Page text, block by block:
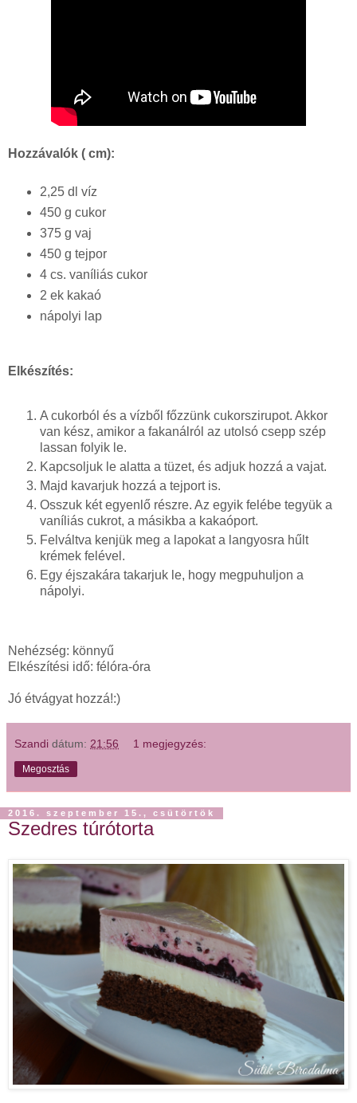
Hozzávalók ( cm):
2,25 dl víz
450 g cukor
375 g vaj
450 g tejpor
4 cs. vaníliás cukor
2 ek kakaó
nápolyi lap
Elkészítés:
A cukorból és a vízből főzzünk cukorszirupot. Akkor
van kész, amikor a fakanálról az utolsó csepp szép
lassan folyik le.
Kapcsoljuk le alatta a tüzet, és adjuk hozzá a vajat.
Majd kavarjuk hozzá a tejport is.
Osszuk két egyenlő részre. Az egyik felébe tegyük a
vaníliás cukrot, a másikba a kakaóport.
Felváltva kenjük meg a lapokat a langyosra hűlt
krémek felével.
Egy éjszakára takarjuk le, hogy megpuhuljon a
nápolyi.
Nehézség: könnyű
Elkészítési idő: félóra-óra
Jó étvágyat hozzá!:)
Szandi dátum: 21:56 1 megjegyzés:
Megosztás
2016. szeptember 15., csütörtök
Szedres túrótorta